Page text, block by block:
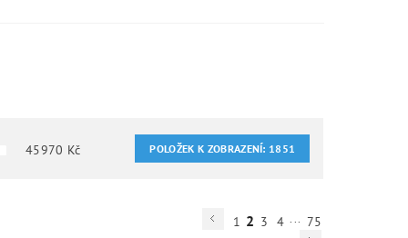
45970 Kč POLOŽEK K ZOBRAZENÍ: 1851
1 2 3 4 ... 75